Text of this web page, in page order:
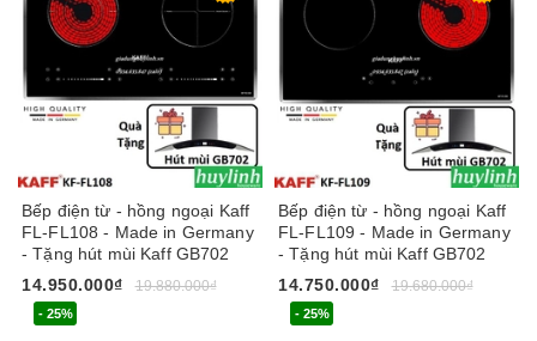
Bếp điện từ - hồng ngoại Kaff
FL-FL108 - Made in Germany
- Tặng hút mùi Kaff GB702
14.950.000₫
19.880.000₫
- 25%
Bếp điện từ - hồng ngoại Kaff
FL-FL109 - Made in Germany
- Tặng hút mùi Kaff GB702
14.750.000₫
19.680.000₫
- 25%